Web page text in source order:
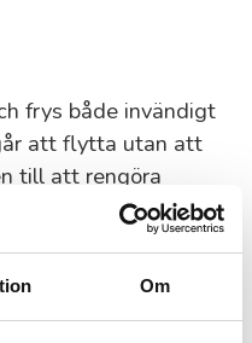
Om
frys både invändigt
att flytta utan att
till att rengöra
rengöring både
rengöra både